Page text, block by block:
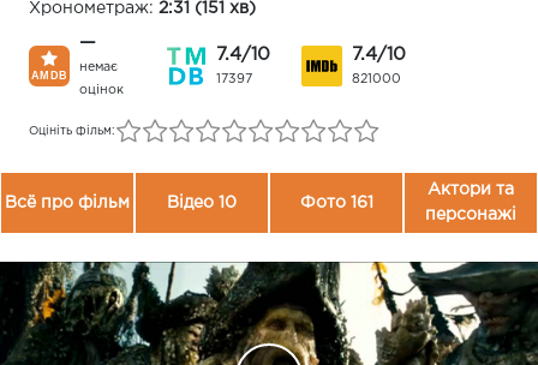
Хронометраж: 2:31 (151 хв)
—
немає
оцінок
7.4/10
17397
7.4/10
821000
Оцініть фільм:
Всё про фільм Відео 10 Фото 161
Актори та
персонажі